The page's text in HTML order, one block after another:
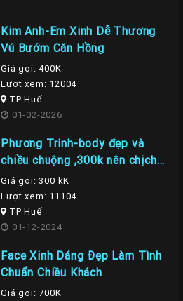
Kim Anh-Em Xinh Dễ Thương
Vú Bướm Căn Hồng
Giá gọi: 400K
Lượt xem: 12004
TP Huế
01-02-2026
Phương Trinh-body đẹp và
chiều chuộng ,300k nên chịch
em là nhất
Giá gọi: 300 kK
Lượt xem: 11104
TP Huế
01-12-2024
Face Xinh Dáng Đẹp Làm Tình
Chuẩn Chiều Khách
Giá gọi: 700K